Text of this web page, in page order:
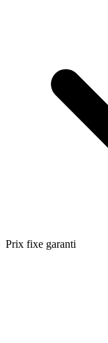
Prix fixe garanti